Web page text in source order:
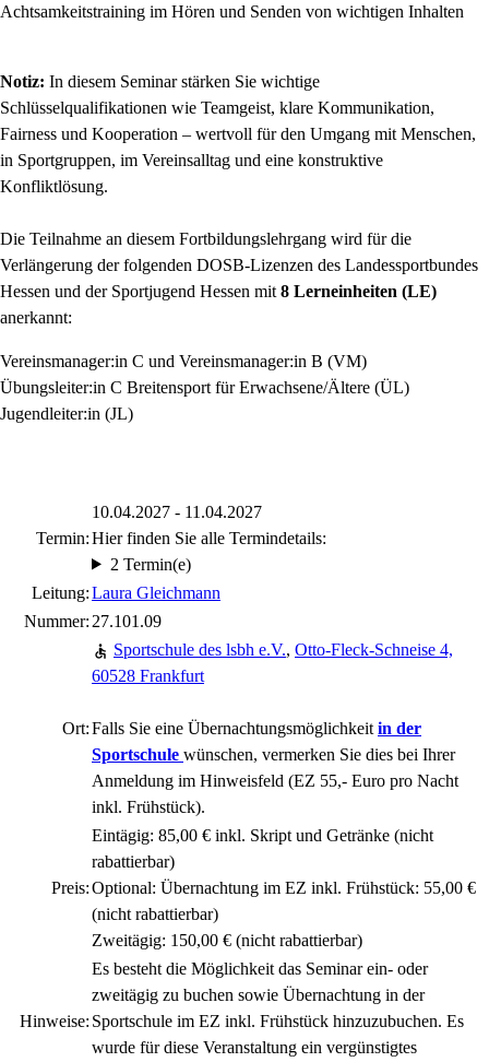
Achtsamkeitstraining im Hören und Senden von wichtigen Inhalten
Notiz: In diesem Seminar stärken Sie wichtige
Schlüsselqualifikationen wie Teamgeist, klare Kommunikation,
Fairness und Kooperation – wertvoll für den Umgang mit Menschen,
in Sportgruppen, im Vereinsalltag und eine konstruktive
Konfliktlösung.
Die Teilnahme an diesem Fortbildungslehrgang wird für die
Verlängerung der folgenden DOSB-Lizenzen des Landessportbundes
Hessen und der Sportjugend Hessen mit 8 Lerneinheiten (LE)
anerkannt:
Vereinsmanager:in C und Vereinsmanager:in B (VM)
Übungsleiter:in C Breitensport für Erwachsene/Ältere (ÜL)
Jugendleiter:in (JL)
Termin:
10.04.2027 - 11.04.2027
Hier finden Sie alle Termindetails:
2 Termin(e)
Leitung:Laura Gleichmann
Nummer: 27.101.09
Ort:
Sportschule des lsbh e.V., Otto-Fleck-Schneise 4,
60528 Frankfurt
Falls Sie eine Übernachtungsmöglichkeit in der
Sportschule wünschen, vermerken Sie dies bei Ihrer
Anmeldung im Hinweisfeld (EZ 55,- Euro pro Nacht
inkl. Frühstück).
Preis:
Eintägig: 85,00 € inkl. Skript und Getränke (nicht
rabattierbar)
Optional: Übernachtung im EZ inkl. Frühstück: 55,00 €
(nicht rabattierbar)
Zweitägig: 150,00 € (nicht rabattierbar)
Hinweise:
Es besteht die Möglichkeit das Seminar ein- oder
zweitägig zu buchen sowie Übernachtung in der
Sportschule im EZ inkl. Frühstück hinzuzubuchen. Es
wurde für diese Veranstaltung ein vergünstigtes